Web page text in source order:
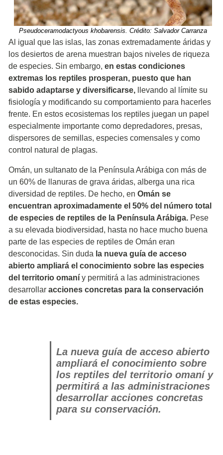
Pseudoceramodactyous khobarensis. Crédito: Salvador Carranza
Al igual que las islas, las zonas extremadamente áridas y
los desiertos de arena muestran bajos niveles de riqueza
de especies. Sin embargo, en estas condiciones
extremas los reptiles prosperan, puesto que han
sabido adaptarse y diversificarse, llevando al límite su
fisiología y modificando su comportamiento para hacerles
frente. En estos ecosistemas los reptiles juegan un papel
especialmente importante como depredadores, presas,
dispersores de semillas, especies comensales y como
control natural de plagas.
Omán, un sultanato de la Península Arábiga con más de
un 60% de llanuras de grava áridas, alberga una rica
diversidad de reptiles. De hecho, en Omán se
encuentran aproximadamente el 50% del número total
de especies de reptiles de la Península Arábiga. Pese
a su elevada biodiversidad, hasta no hace mucho buena
parte de las especies de reptiles de Omán eran
desconocidas. Sin duda la nueva guía de acceso
abierto ampliará el conocimiento sobre las especies
del territorio omaní y permitirá a las administraciones
desarrollar acciones concretas para la conservación
de estas especies.
La nueva guía de acceso abierto
ampliará el conocimiento sobre
los reptiles del territorio omaní y
permitirá a las administraciones
desarrollar acciones concretas
para su conservación.